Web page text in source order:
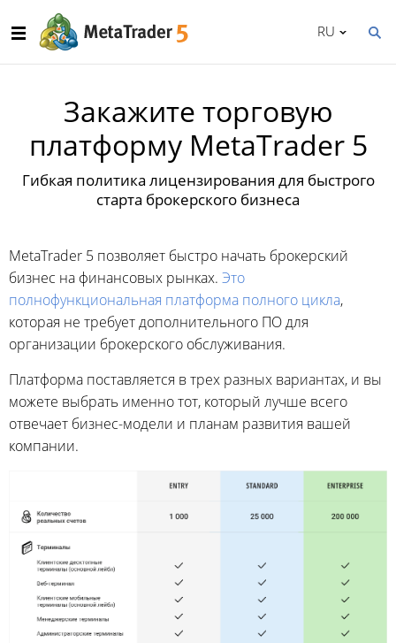
RU
Закажите торговую
платформу MetaTrader 5
Гибкая политика лицензирования для быстрого
старта брокерского бизнеса
MetaTrader 5 позволяет быстро начать брокерский
бизнес на финансовых рынках. Это
полнофункциональная платформа полного цикла,
которая не требует дополнительного ПО для
организации брокерского обслуживания.
Платформа поставляется в трех разных вариантах, и вы
можете выбрать именно тот, который лучше всего
отвечает бизнес-модели и планам развития вашей
компании.